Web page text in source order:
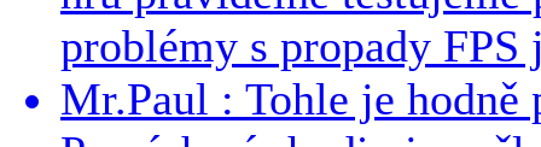
problémy s propady FPS
Mr.Paul : Tohle je hodně